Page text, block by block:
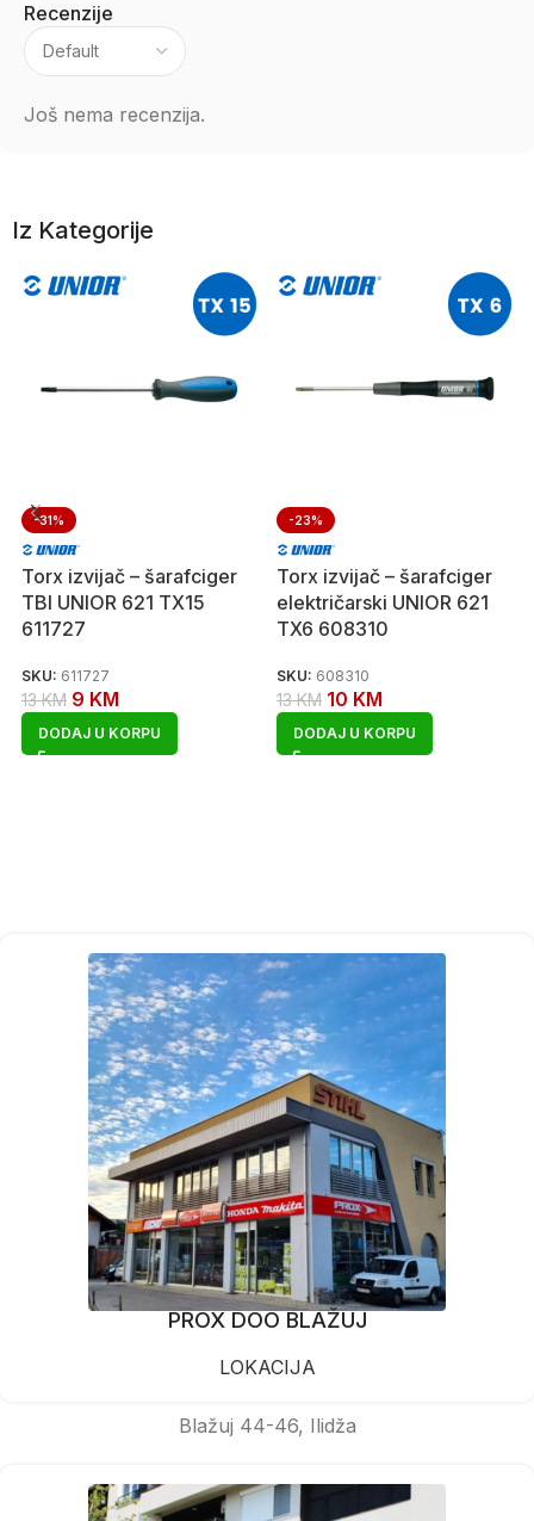
Recenzije
Još nema recenzija.
Iz Kategorije
-31%
Torx izvijač – šarafciger
TBI UNIOR 621 TX15
611727
SKU: 611727
13KM 9 KM
DODAJ U KORPU
-23%
Torx izvijač – šarafciger
električarski UNIOR 621
TX6 608310
SKU: 608310
13KM 10 KM
DODAJ U KORPU
PROX DOO BLAŽUJ
LOKACIJA
Blažuj 44-46, Ilidža